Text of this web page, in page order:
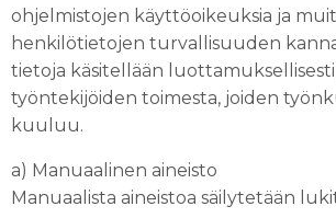
ohjelmistojen käyttöoikeuksia ja
henkilötietojen turvallisuuden
tietoja käsitellään luottamuksellisesti
työntekijöiden toimesta, joiden
kuuluu.
a) Manuaalinen aineisto
Manuaalista aineistoa säilytetään